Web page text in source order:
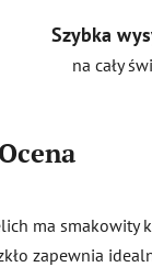
Szybka
na cały
Ocena
ma smakowity
zapewnia